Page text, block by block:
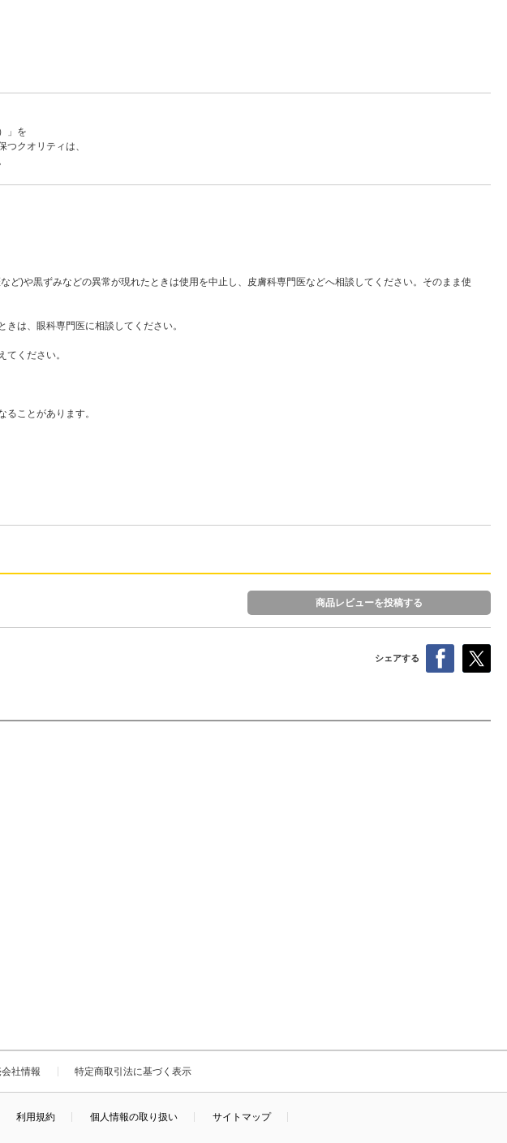
」を
クオリティは、
ど)や黒ずみなどの異常が現れたときは使用を中止し、皮膚科専門医などへ相談してください。そのまま使
は、眼科専門医に相談してください。
ください。
ことがあります。
商品レビューを投稿する
シェアする
社情報 特定商取引法に基づく表示
利用規約 個人情報の取り扱い サイトマップ